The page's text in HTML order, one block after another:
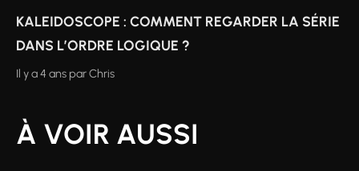
KALEIDOSCOPE : COMMENT REGARDER LA SÉRIE
DANS L’ORDRE LOGIQUE ?
Il y a 4 ans parChris
À VOIR AUSSI